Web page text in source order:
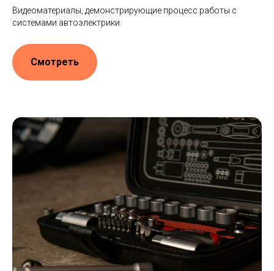
Видеоматериалы, демонстрирующие процесс работы с
системами автоэлектрики.
Смотреть